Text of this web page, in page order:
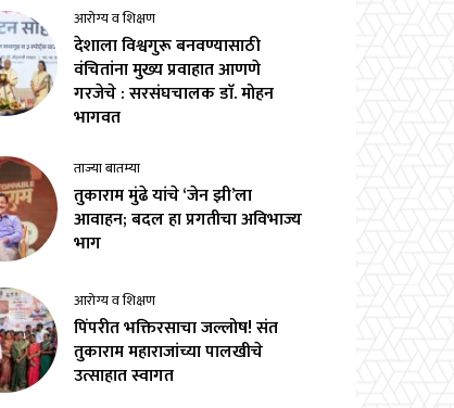
आरोग्य व शिक्षण
देशाला विश्वगुरू बनवण्यासाठी
वंचितांना मुख्य प्रवाहात आणणे
गरजेचे : सरसंघचालक डाॅ. मोहन
भागवत
ताज्या बातम्या
तुकाराम मुंढे यांचे ‘जेन झी’ला
आवाहन; बदल हा प्रगतीचा अविभाज्य
भाग
आरोग्य व शिक्षण
पिंपरीत भक्तिरसाचा जल्लोष! संत
तुकाराम महाराजांच्या पालखीचे
उत्साहात स्वागत